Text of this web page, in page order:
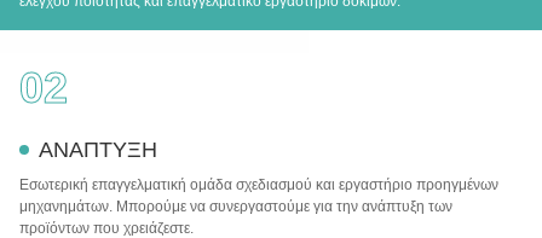
02
ΑΝΑΠΤΥΞΗ
Εσωτερική επαγγελματική ομάδα σχεδιασμού και εργαστήριο προηγμένων
μηχανημάτων. Μπορούμε να συνεργαστούμε για την ανάπτυξη των
προϊόντων που χρειάζεστε.